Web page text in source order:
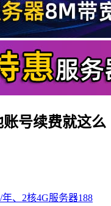
号续费就这么
、2核4G服务器188